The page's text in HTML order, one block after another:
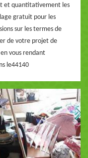
et quantitativement les
gratuit pour les
sur les termes de
de votre projet de
vous rendant
le44140